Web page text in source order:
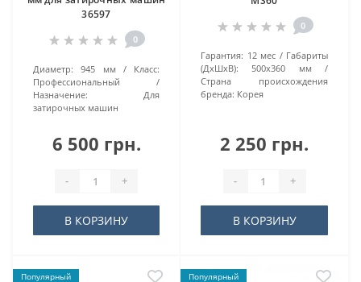
36597
0
Диаметр: 945 мм
Класс:
Профессиональный
Назначение:
Для
затирочных машин
6 500 грн.
- +
В КОРЗИНУ
0
Гарантия: 12 мес
Габариты
(ДхШхВ):
500x360 мм
Страна происхождения
бренда: Корея
2 250 грн.
- +
В КОРЗИНУ
Популярный Популярный